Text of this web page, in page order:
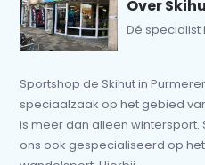
Over
Dé specialist
Sportshop de Skihut in
speciaalzaak op het gebied
is meer dan alleen wintersport.
ons ook gespecialiseerd op